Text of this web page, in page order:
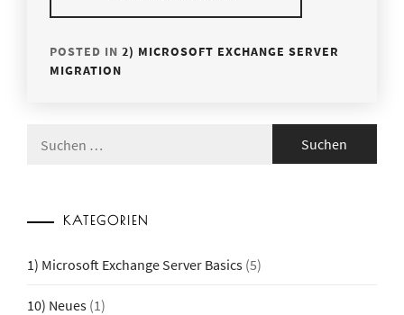
POSTED IN 2) MICROSOFT EXCHANGE SERVER
MIGRATION
nach:
KATEGORIEN
1) Microsoft Exchange Server Basics (5)
10) Neues (1)